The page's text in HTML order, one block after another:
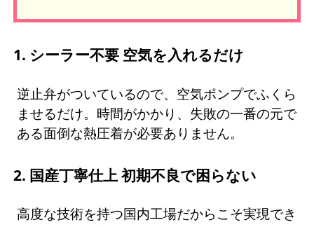
1. シーラー不要 空気を入れるだけ
逆止弁がついているので、空気ポンプでふくら
ませるだけ。時間がかかり、失敗の一番の元で
ある面倒な熱圧着が必要ありません。
2. 国産丁寧仕上 初期不良で困らない
高度な技術を持つ国内工場だからこそ実現でき